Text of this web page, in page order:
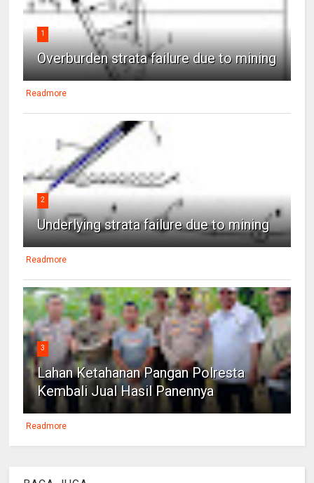
1
Overburden strata failure due to mining
Readmore
2
Underlying strata failure due to mining
Readmore
3
Lahan Ketahanan Pangan Polresta
Kembali Jual Hasil Panennya
Readmore